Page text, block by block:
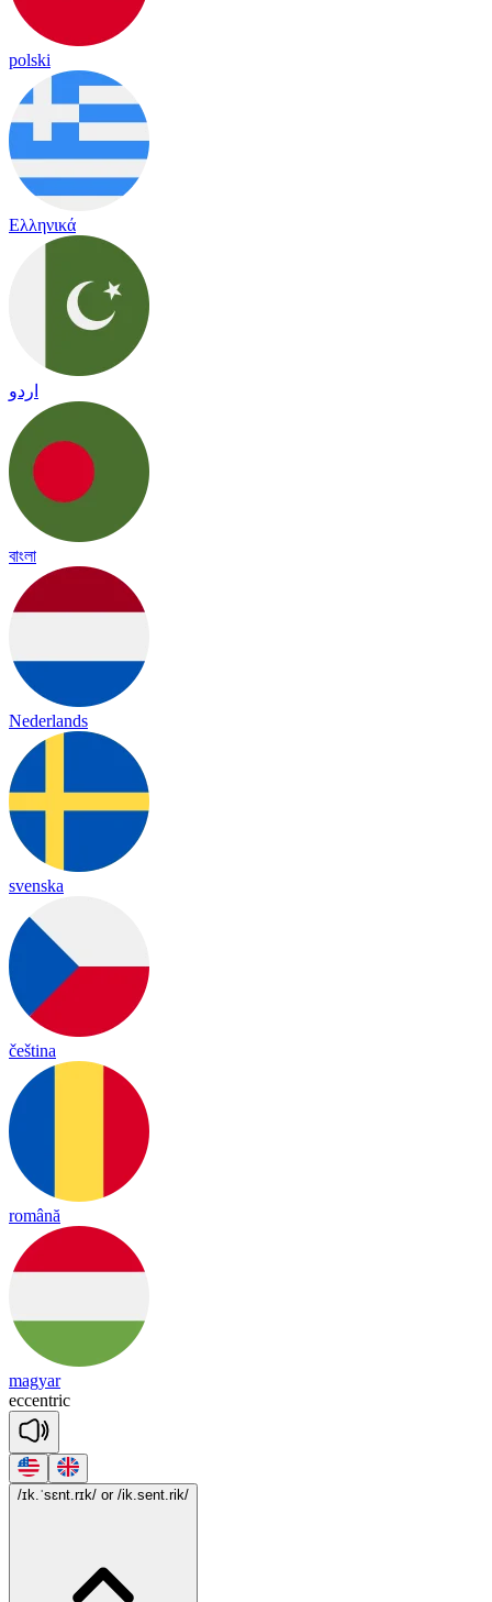
polski
Ελληνικά
اردو
বাংলা
Nederlands
svenska
čeština
română
magyar
eccentric
/ɪk.ˈsɛnt.rɪk/ or /ik.sent.rik/